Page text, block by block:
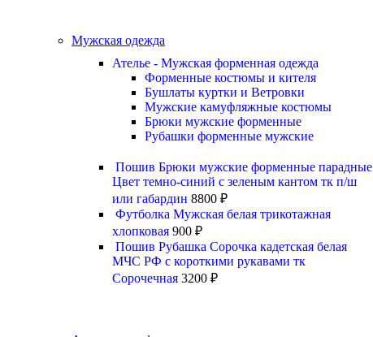
Мужская одежда
Ателье - Мужская форменная одежда
Форменные костюмы и кителя
Бушлаты куртки и Ветровки
Мужские камуфляжные костюмы
Брюки мужские форменные
Рубашки форменные мужские
Пошив Брюки мужские форменные парадные
Цвет темно-синий с зеленым кантом тк п/ш
или габардин 8800 ₽
Футболка Мужская белая трикотажная
хлопковая 900 ₽
Пошив Рубашка Сорочка кадетская белая
МЧС РФ с короткими рукавами тк
Сорочечная 3200 ₽